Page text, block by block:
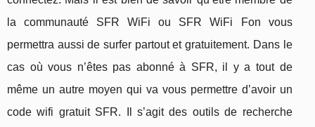
la communauté SFR WiFi ou SFR WiFi Fon vous
permettra aussi de surfer partout et gratuitement. Dans le
cas où vous n’êtes pas abonné à SFR, il y a tout de
même un autre moyen qui va vous permettre d’avoir un
code wifi gratuit SFR. Il s’agit des outils de recherche